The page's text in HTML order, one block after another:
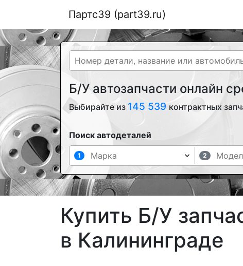
Партс39 (part39.ru)
Б/У автозапчасти онлайн
Выбирайте из 145 539 контрактных
Поиск автодеталей
1 2
Купить Б/У
в Калининграде